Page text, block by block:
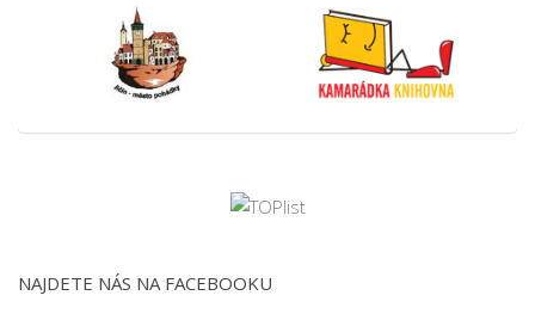
NAJDETE NÁS NA FACEBOOKU